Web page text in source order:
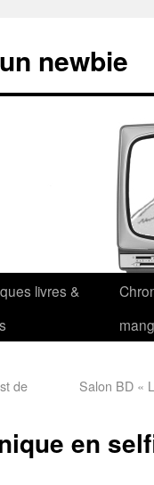
newbie
livres &
de
Salon BD «
en